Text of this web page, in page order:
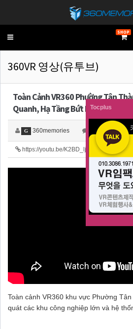
Toggle
SHOP
360VR 영상(유투브)
Toàn Cảnh VR360 Phường Tân
Quanh, Hạ Tầng Bứt P…
G 360memories 2,137
https://youtu.be/K2BD_ljAyiE
Toàn cảnh VR360 khu vực Phường
quát các khu công nghiệp lớn và hệ
Tocplus